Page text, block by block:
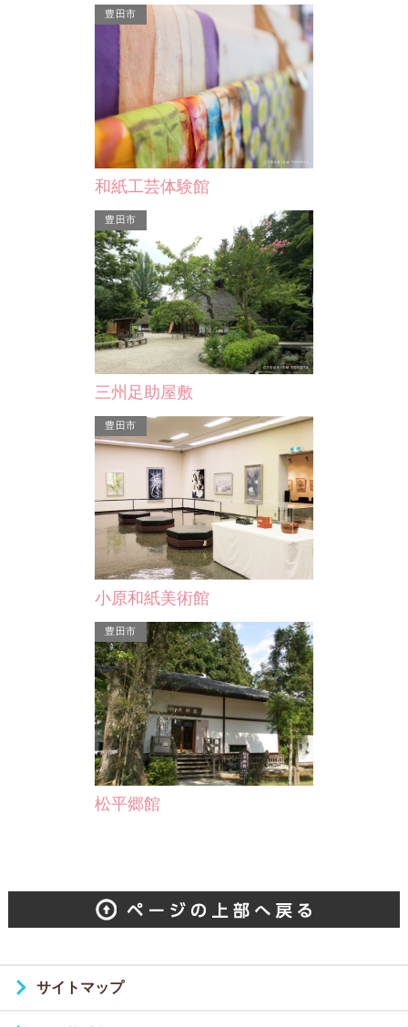
菅生神社
第12代景行天皇の御代（西暦110年）
日本武尊東征の時、高石（今の菅生河
畔の満正寺あたり）にて…
岡崎市
龍城神社
神は徳川家康公と本多忠勝公の２柱で
す。当初岡崎城内本丸に…
豊田市
和紙工芸体験館
豊田市
三州足助屋敷
豊田市
小原和紙美術館
豊田市
松平郷館
サイトマップ